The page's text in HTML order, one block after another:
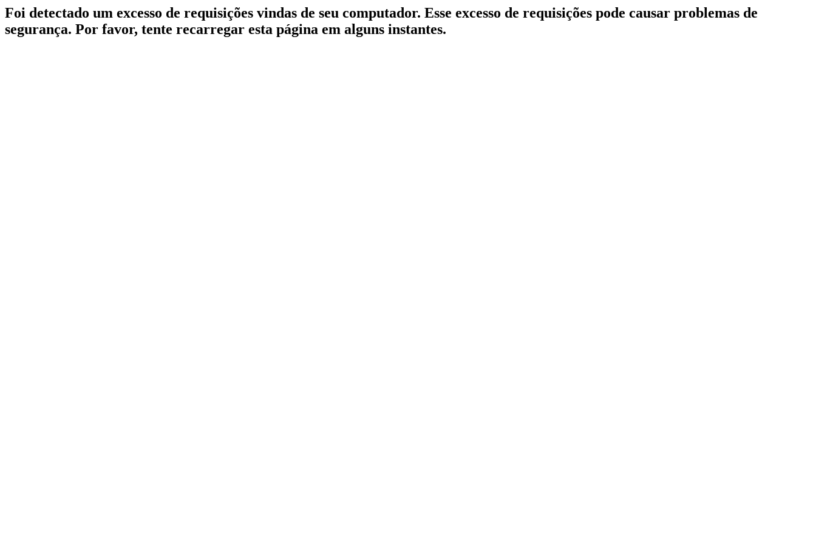
Foi detectado um excesso de requisições vindas de seu computador. Esse excesso de requisições pode causar problemas de
segurança. Por favor, tente recarregar esta página em alguns instantes.